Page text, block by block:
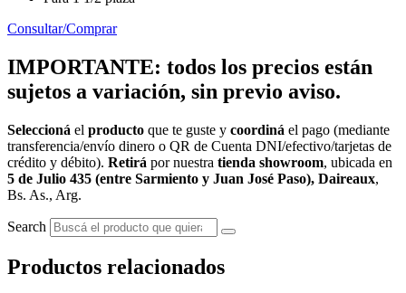
Consultar/Comprar
IMPORTANTE: todos los precios están
sujetos a variación, sin previo aviso.
Seleccioná el producto que te guste y coordiná el pago (mediante
transferencia/envío dinero o QR de Cuenta DNI/efectivo/tarjetas de
crédito y débito). Retirá por nuestra tienda showroom, ubicada en
5 de Julio 435 (entre Sarmiento y Juan José Paso), Daireaux,
Bs. As., Arg.
Search
Productos relacionados